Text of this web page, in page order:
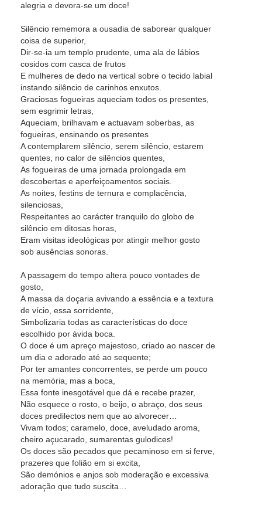
alegria e devora-se um doce!
Silêncio rememora a ousadia de saborear qualquer
coisa de superior,
Dir-se-ia um templo prudente, uma ala de lábios
cosidos com casca de frutos
E mulheres de dedo na vertical sobre o tecido labial
instando silêncio de carinhos enxutos.
Graciosas fogueiras aqueciam todos os presentes,
sem esgrimir letras,
Aqueciam, brilhavam e actuavam soberbas, as
fogueiras, ensinando os presentes
A contemplarem silêncio, serem silêncio, estarem
quentes, no calor de silêncios quentes,
As fogueiras de uma jornada prolongada em
descobertas e aperfeiçoamentos sociais.
As noites, festins de ternura e complacência,
silenciosas,
Respeitantes ao carácter tranquilo do globo de
silêncio em ditosas horas,
Eram visitas ideológicas por atingir melhor gosto
sob ausências sonoras.
A passagem do tempo altera pouco vontades de
gosto,
A massa da doçaria avivando a essência e a textura
de vício, essa sorridente,
Simbolizaria todas as características do doce
escolhido por ávida boca.
O doce é um apreço majestoso, criado ao nascer de
um dia e adorado até ao sequente;
Por ter amantes concorrentes, se perde um pouco
na memória, mas a boca,
Essa fonte inesgotável que dá e recebe prazer,
Não esquece o rosto, o beijo, o abraço, dos seus
doces predilectos nem que ao alvorecer…
Vivam todos; caramelo, doce, aveludado aroma,
cheiro açucarado, sumarentas gulodices!
Os doces são pecados que pecaminoso em si ferve,
prazeres que folião em si excita,
São demónios e anjos sob moderação e excessiva
adoração que tudo suscita…